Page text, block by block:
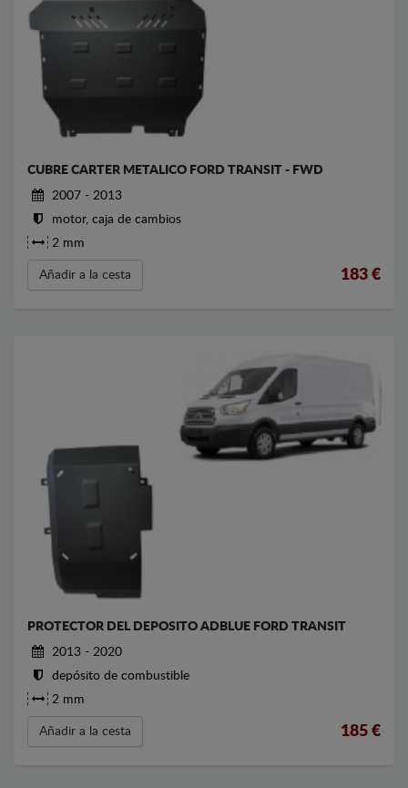
CUBRE CARTER METALICO FORD TRANSIT - FWD
2007 - 2013
motor, caja de cambios
2 mm
Añadir a la cesta 183 €
PROTECTOR DEL DEPOSITO ADBLUE FORD TRANSIT
2013 - 2020
depósito de combustible
2 mm
Añadir a la cesta 185 €